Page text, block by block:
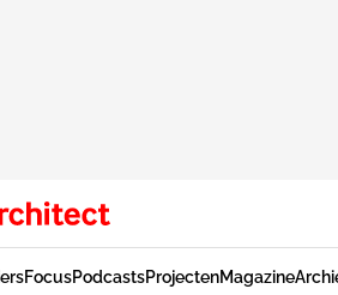
FocusPodcastsProjectenMagazine